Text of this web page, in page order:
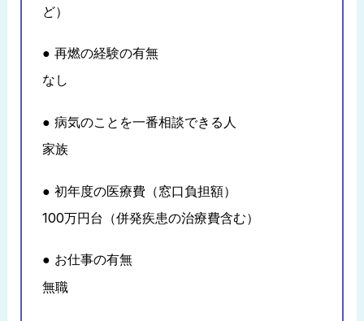
ど）
● 再燃の経験の有無
なし
● 病気のことを一番相談できる人
家族
● 初年度の医療費（窓口負担額）
100万円台（併発疾患の治療費含む）
● お仕事の有無
無職